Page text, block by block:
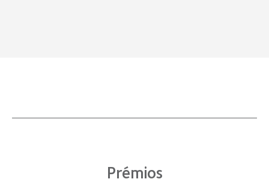
Prémios